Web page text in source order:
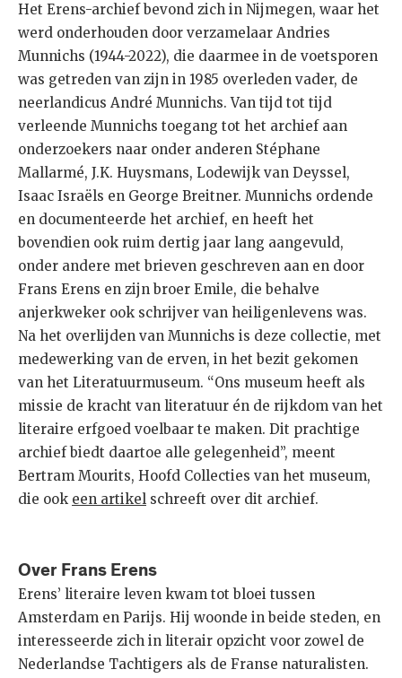
Het Erens-archief bevond zich in Nijmegen, waar het
werd onderhouden door verzamelaar Andries
Munnichs (1944-2022), die daarmee in de voetsporen
was getreden van zijn in 1985 overleden vader, de
neerlandicus André Munnichs. Van tijd tot tijd
verleende Munnichs toegang tot het archief aan
onderzoekers naar onder anderen Stéphane
Mallarmé, J.K. Huysmans, Lodewijk van Deyssel,
Isaac Israëls en George Breitner. Munnichs ordende
en documenteerde het archief, en heeft het
bovendien ook ruim dertig jaar lang aangevuld,
onder andere met brieven geschreven aan en door
Frans Erens en zijn broer Emile, die behalve
anjerkweker ook schrijver van heiligenlevens was.
Na het overlijden van Munnichs is deze collectie, met
medewerking van de erven, in het bezit gekomen
van het Literatuurmuseum. “Ons museum heeft als
missie de kracht van literatuur én de rijkdom van het
literaire erfgoed voelbaar te maken. Dit prachtige
archief biedt daartoe alle gelegenheid”, meent
Bertram Mourits, Hoofd Collecties van het museum,
die ook een artikel schreeft over dit archief.
Over Frans Erens
Erens’ literaire leven kwam tot bloei tussen
Amsterdam en Parijs. Hij woonde in beide steden, en
interesseerde zich in literair opzicht voor zowel de
Nederlandse Tachtigers als de Franse naturalisten.